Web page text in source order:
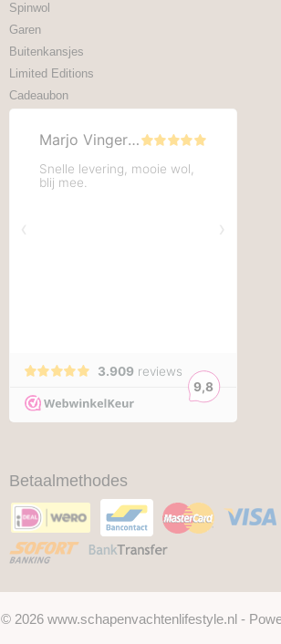
Spinwol
Garen
Buitenkansjes
Limited Editions
Cadeaubon
Betaalmethodes
© 2026 www.schapenvachtenlifestyle.nl -